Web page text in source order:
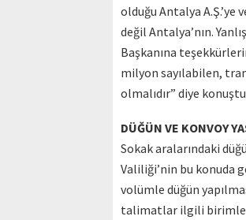
olduğu Antalya
değil Antalya’nın.
Başkanına
milyon sayılabilen,
olmalıdır” diye
DÜĞÜN VE KONVOY
Sokak aralarındaki
Valiliği’nin bu konuda
volümle düğün
talimatlar ilgili